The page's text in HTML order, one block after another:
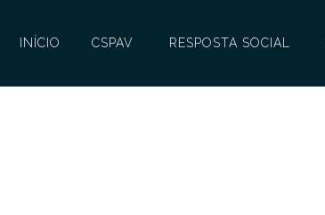
INÍCIO CSPAV RESPOSTA SOCIAL